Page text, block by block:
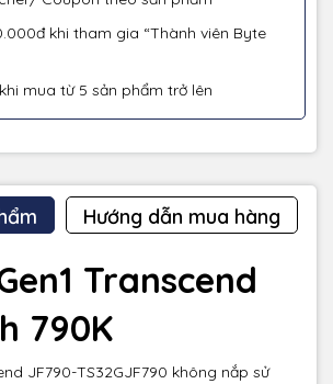
khi tham gia “Thành viên Byte
mua từ 5 sản phẩm trở lên
Hướng dẫn mua hàng
Transcend
790K
JF790-TS32GJF790 không nắp sử